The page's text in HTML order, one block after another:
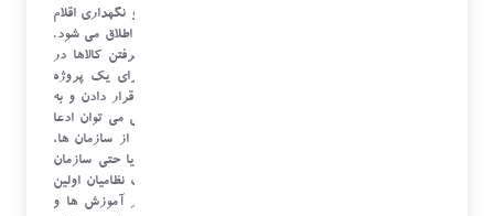
چیدمان به روش های متفاوتی که جهت چینش (انبارش) و نگهداری اقلام
در محوطه انبارها و راهرو ها و محوطه های رو بازسازمان اطلاق می شود.
اصطلاحان چیدمان در انبارها را می توان موقعیت قرارگرفتن کالاها در
انبار نامید. بدیهی است که منظور از پیشنهاد چیدمان برای یک پروژه
خاص انتخاب مناسب ترین راه و ارائه آن برای کنار هم قرار دادن و به
اصطلاح چینش مناسب اقلام در کنار هم می باشد. براحتی می توان ادعا
کرد که از مفهوم چیدمان بغیر از مقوله انبار در بسیاری از سازمان ها،
ادارات، فروشگاه ها، پارکینگ ها و مکان های عمومی، یا حتی سازمان
های نظامی و ارتش ها استفاده می شود. شاید بتوان گفت نظامیان اولین
نفراتی بودند که از مفهوم چیدمان و یا همان آرایش در آموزش ها و